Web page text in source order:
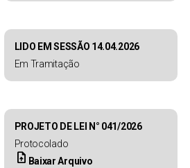
LIDO EM SESSÃO 14.04.2026
Em Tramitação
PROJETO DE LEI N° 041/2026
Protocolado
upload_file Baixar Arquivo